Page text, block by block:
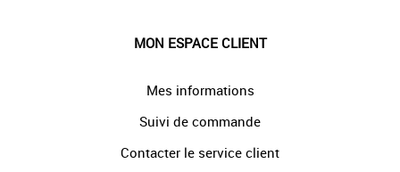
MON ESPACE CLIENT
Mes informations
Suivi de commande
Contacter le service client